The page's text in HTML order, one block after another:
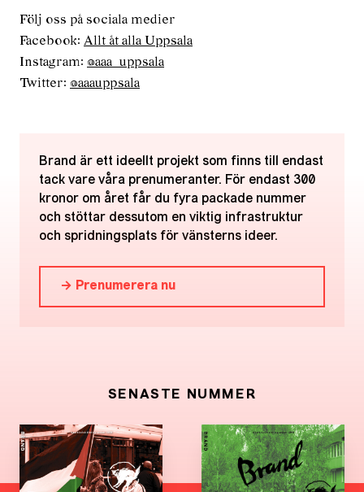
Följ oss på sociala medier
Facebook: Allt åt alla Uppsala
Instagram: @aaa_uppsala
Twitter: @aaauppsala
Brand är ett ideellt projekt som finns till endast
tack vare våra prenumeranter. För endast 300
kronor om året får du fyra packade nummer
och stöttar dessutom en viktig infrastruktur
och spridningsplats för vänsterns ideer.
→ Prenumerera nu
SENASTE NUMMER